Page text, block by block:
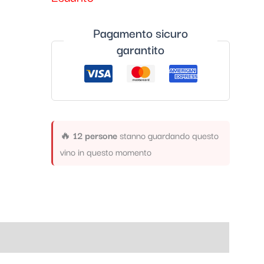
Pagamento sicuro
garantito
🔥12 personestanno guardando questo
vino in questo momento